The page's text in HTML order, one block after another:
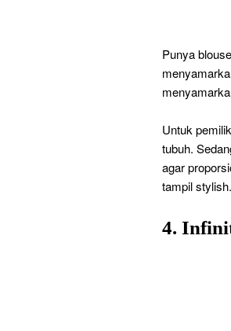
Punya
Untuk
tubuh.
agar
tampil stylish.
4.